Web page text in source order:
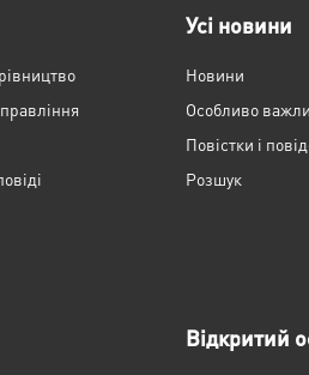
Усі новини
Новини
Особливо
Повістки і
Розшук
Відкритий